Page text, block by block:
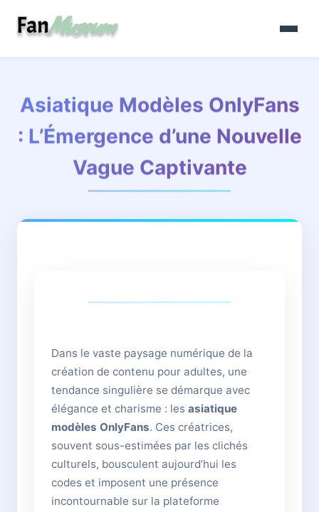
Asiatique Modèles OnlyFans
: L’Émergence d’une Nouvelle
Vague Captivante
Dans le vaste paysage numérique de la
création de contenu pour adultes, une
tendance singulière se démarque avec
élégance et charisme : les asiatique
modèles OnlyFans. Ces créatrices,
souvent sous-estimées par les clichés
culturels, bousculent aujourd’hui les
codes et imposent une présence
incontournable sur la plateforme